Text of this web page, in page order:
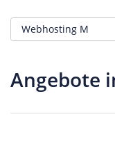
Angebote